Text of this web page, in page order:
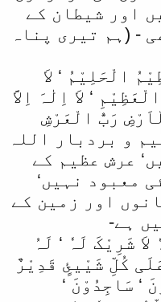
اور شیطان کے
- (ہم تیری پناہ
الْحَلِیْمُ ‘ لاَ
‘ لاَ اِلٰہَ اِلاَّ
رَبُّ الْعَرْشِ
و بردبار اللہ
عرش عظیم کے
معبود نہیں‘
اور زمین کے
ہے-
لاَ شَرِیْکَ لَہٗ ‘ لَہُ
کُلِّ شَیْیئٍ قَدِیْرٌ
‘ سَاجِدُوْنَ ‘